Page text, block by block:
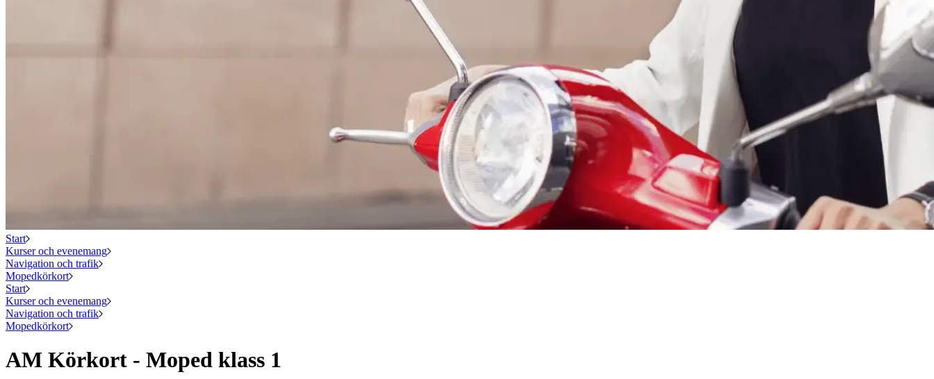
Start
Kurser och evenemang
Navigation och trafik
Mopedkörkort
Start
Kurser och evenemang
Navigation och trafik
Mopedkörkort
AM Körkort - Moped klass 1